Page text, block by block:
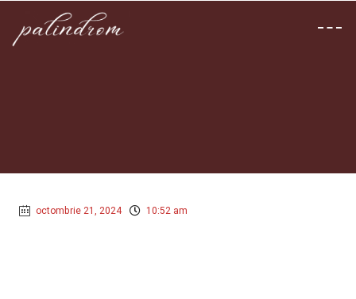
octombrie 21, 2024 10:52 am